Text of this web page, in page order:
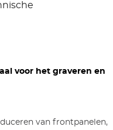
voor het graveren en
van frontpanelen,